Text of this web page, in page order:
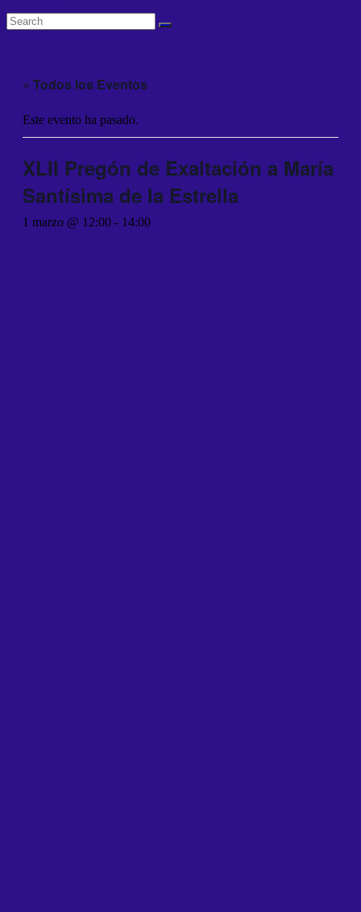
« Todos los Eventos
Este evento ha pasado.
XLII Pregón de Exaltación a María
Santísima de la Estrella
1 marzo @ 12:00 - 14:00